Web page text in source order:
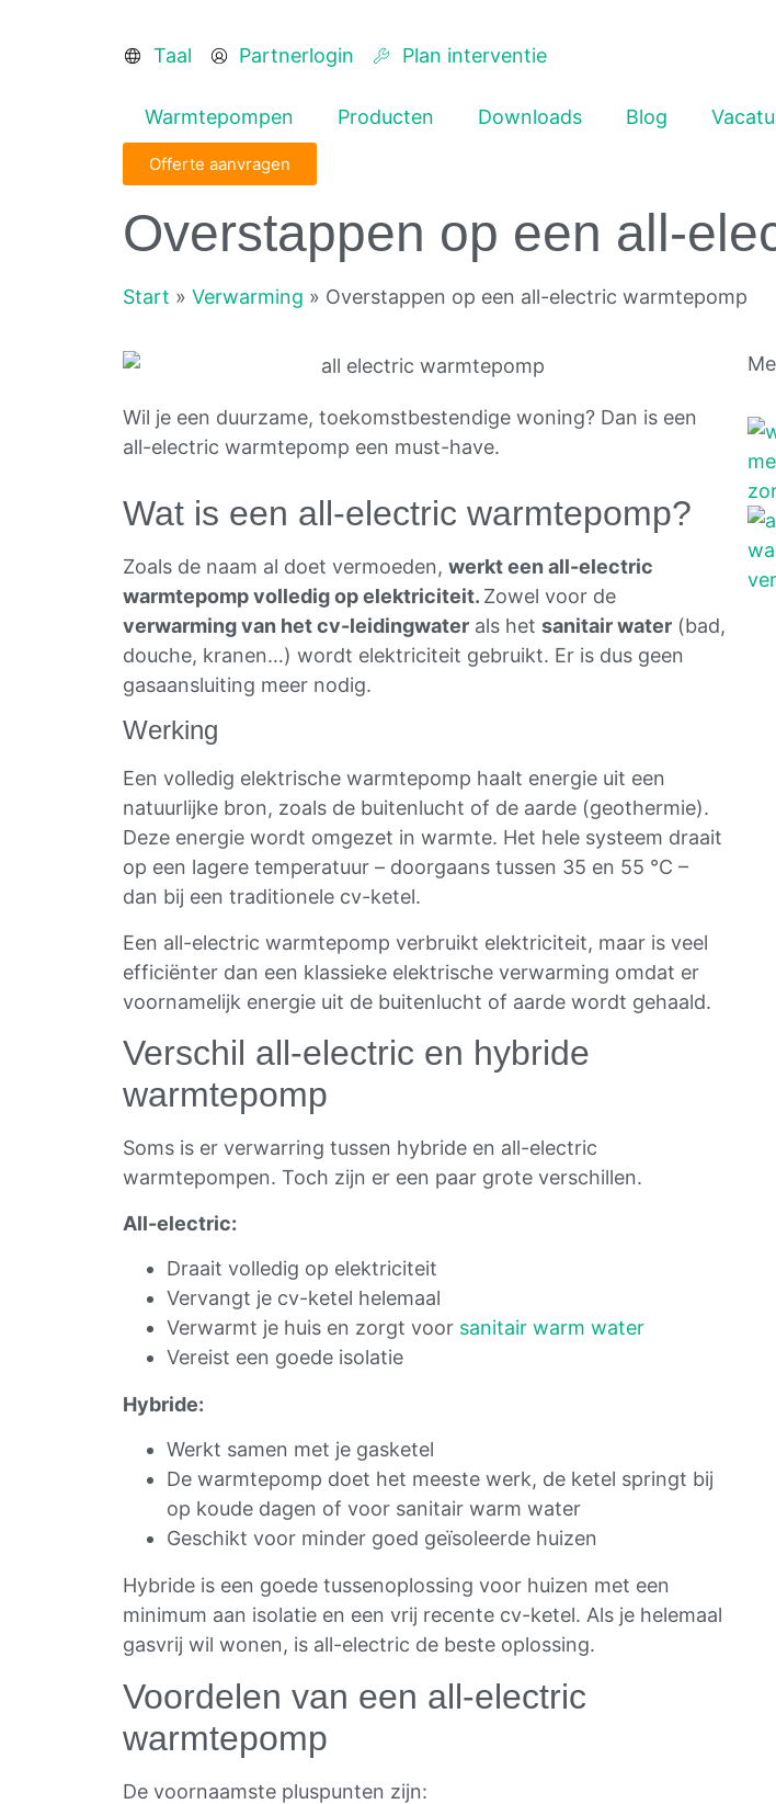
Taal Partnerlogin Plan interventie
Warmtepompen Producten Downloads Blog
Offerte aanvragen
Overstappen op een all-
Start » Verwarming » Overstappen op een all-electric warmtepomp
Wil je een duurzame, toekomstbestendige woning? Dan is een
all-electric warmtepomp een must-have.
Wat is een all-electric warmtepomp?
Zoals de naam al doet vermoeden, werkt een all-electric
warmtepomp volledig op elektriciteit. Zowel voor de
verwarming van het cv-leidingwater als het sanitair water (bad,
douche, kranen…) wordt elektriciteit gebruikt. Er is dus geen
gasaansluiting meer nodig.
Werking
Een volledig elektrische warmtepomp haalt energie uit een
natuurlijke bron, zoals de buitenlucht of de aarde (geothermie).
Deze energie wordt omgezet in warmte. Het hele systeem draait
op een lagere temperatuur – doorgaans tussen 35 en 55 °C –
dan bij een traditionele cv-ketel.
Een all-electric warmtepomp verbruikt elektriciteit, maar is veel
efficiënter dan een klassieke elektrische verwarming omdat er
voornamelijk energie uit de buitenlucht of aarde wordt gehaald.
Verschil all-electric en hybride
warmtepomp
Soms is er verwarring tussen hybride en all-electric
warmtepompen. Toch zijn er een paar grote verschillen.
All-electric:
Draait volledig op elektriciteit
Vervangt je cv-ketel helemaal
Verwarmt je huis en zorgt voor sanitair warm water
Vereist een goede isolatie
Hybride:
Werkt samen met je gasketel
De warmtepomp doet het meeste werk, de ketel springt bij
op koude dagen of voor sanitair warm water
Geschikt voor minder goed geïsoleerde huizen
Hybride is een goede tussenoplossing voor huizen met een
minimum aan isolatie en een vrij recente cv-ketel. Als je helemaal
gasvrij wil wonen, is all-electric de beste oplossing.
Voordelen van een all-electric
warmtepomp
De voornaamste pluspunten zijn: